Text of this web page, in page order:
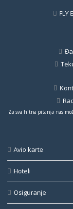
FLY
Za sva hitna pitanja nas
Avio karte
Hoteli
Osiguranje